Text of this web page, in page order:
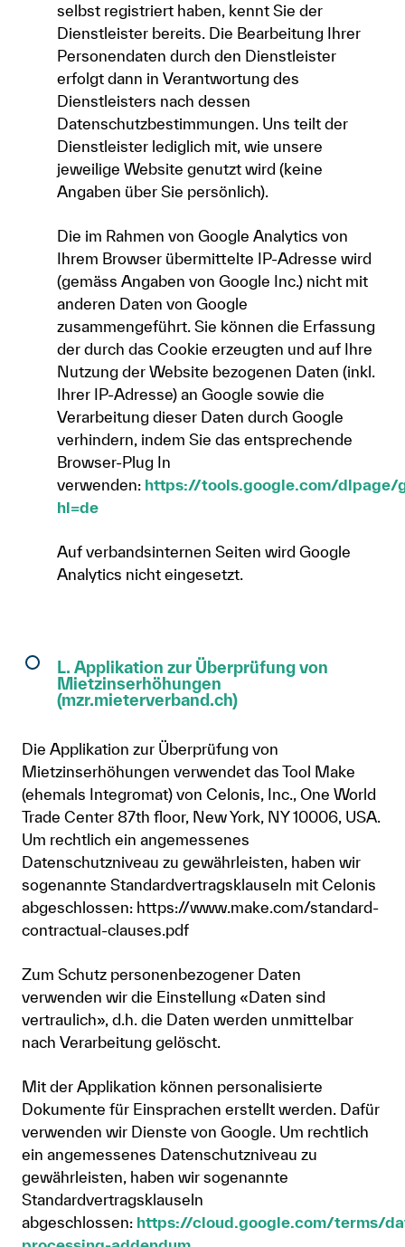
selbst registriert haben, kennt Sie der
Dienstleister bereits. Die Bearbeitung Ihrer
Personendaten durch den Dienstleister
erfolgt dann in Verantwortung des
Dienstleisters nach dessen
Datenschutzbestimmungen. Uns teilt der
Dienstleister lediglich mit, wie unsere
jeweilige Website genutzt wird (keine
Angaben über Sie persönlich).
Die im Rahmen von Google Analytics von
Ihrem Browser übermittelte IP-Adresse wird
(gemäss Angaben von Google Inc.) nicht mit
anderen Daten von Google
zusammengeführt. Sie können die Erfassung
der durch das Cookie erzeugten und auf Ihre
Nutzung der Website bezogenen Daten (inkl.
Ihrer IP-Adresse) an Google sowie die
Verarbeitung dieser Daten durch Google
verhindern, indem Sie das entsprechende
Browser-Plug In
verwenden: https://tools.google.com/dlpage/
hl=de
Auf verbandsinternen Seiten wird Google
Analytics nicht eingesetzt.
L. Applikation zur Überprüfung von
Mietzinserhöhungen
(mzr.mieterverband.ch)
Die Applikation zur Überprüfung von
Mietzinserhöhungen verwendet das Tool Make
(ehemals Integromat) von Celonis, Inc., One World
Trade Center 87th floor, New York, NY 10006, USA.
Um rechtlich ein angemessenes
Datenschutzniveau zu gewährleisten, haben wir
sogenannte Standardvertragsklauseln mit Celonis
abgeschlossen: https://www.make.com/standard-
contractual-clauses.pdf
Zum Schutz personenbezogener Daten
verwenden wir die Einstellung «Daten sind
vertraulich», d.h. die Daten werden unmittelbar
nach Verarbeitung gelöscht.
Mit der Applikation können personalisierte
Dokumente für Einsprachen erstellt werden. Dafür
verwenden wir Dienste von Google. Um rechtlich
ein angemessenes Datenschutzniveau zu
gewährleisten, haben wir sogenannte
Standardvertragsklauseln
abgeschlossen: https://cloud.google.com/terms/